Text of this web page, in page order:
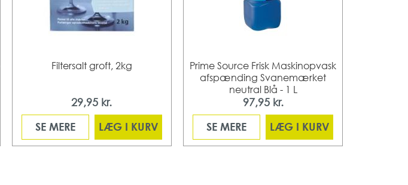
Filtersalt groft, 2kg
29,95 kr.
SE MERE
LÆG I KURV
Prime Source Frisk Maskinopvask
afspænding Svanemærket
neutral Blå - 1 L
97,95 kr.
SE MERE
LÆG I KURV